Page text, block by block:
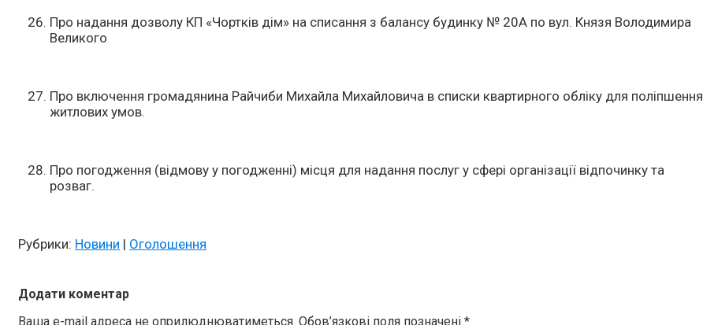
Про надання дозволу КП «Чортків дім» на списання з балансу будинку № 20А по вул. Князя Володимира
Великого
Про включення громадянина Райчиби Михайла Михайловича в списки квартирного обліку для поліпшення
житлових умов.
Про погодження (відмову у погодженні) місця для надання послуг у сфері організації відпочинку та
розваг.
Рубрики: Новини | Оголошення
Додати коментар
Ваша e-mail адреса не оприлюднюватиметься. Обов’язкові поля позначені*